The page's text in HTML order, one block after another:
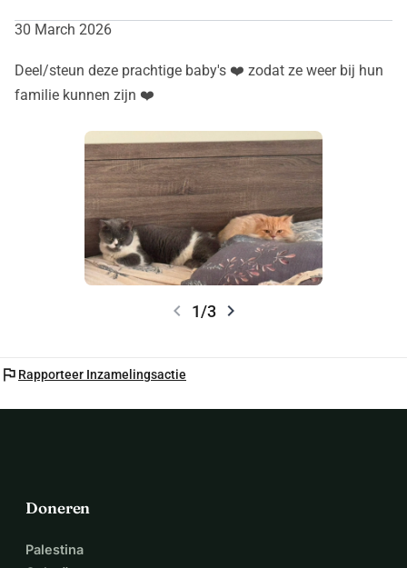
30 March 2026
Deel/steun deze prachtige baby's ❤️ zodat ze weer bij hun
familie kunnen zijn ❤️
chevron_left 1/3 chevron_right
flag Rapporteer Inzamelingsactie
Doneren
Palestina